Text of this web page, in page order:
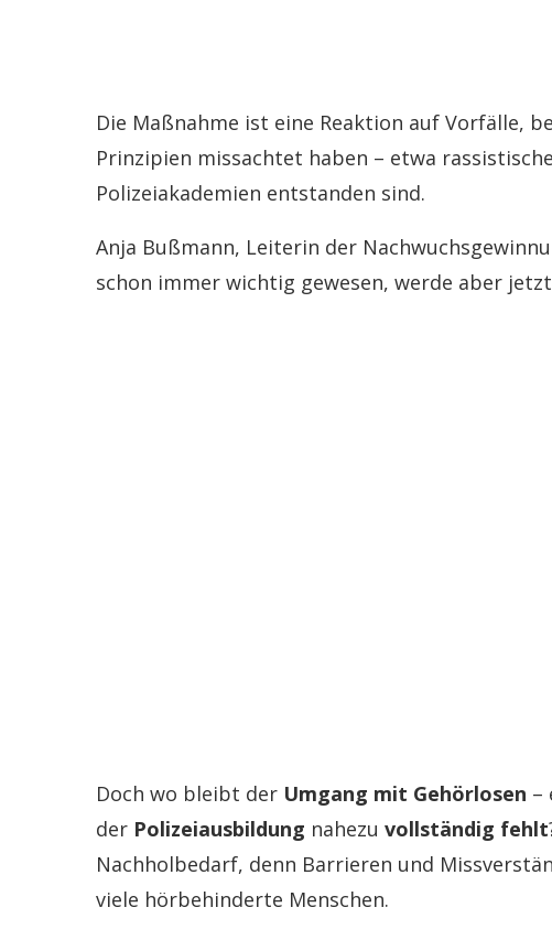
Die Maßnahme ist eine Reaktion auf Vorfälle,
Prinzipien missachtet haben – etwa
Polizeiakademien entstanden sind.
Anja Bußmann, Leiterin der
schon immer wichtig gewesen, werde aber
Doch wo bleibt der Umgang mit Gehörlosen –
der Polizeiausbildung nahezu vollständig fehlt
Nachholbedarf, denn Barrieren und
viele hörbehinderte Menschen.